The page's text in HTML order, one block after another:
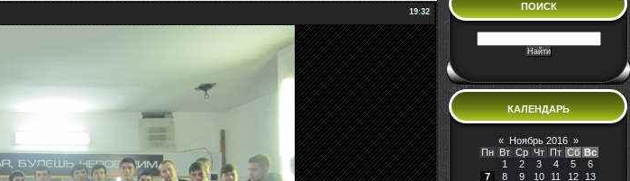
19:32 ПОИСК
КАЛЕНДАРЬ
« Ноябрь 2016 »
Пн
Вт Ср Чт Пт Сб Вс
1
2 3 4 5
6
7
8 9 10 11 12
13